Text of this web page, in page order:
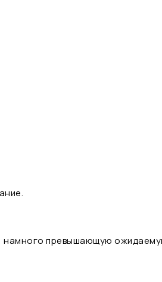
намного превышающую